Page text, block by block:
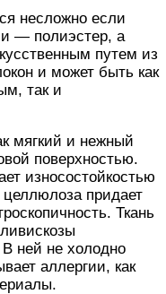
несложно если
— полиэстер, а
путем из
и может быть как
так и
мягкий и нежный
поверхностью.
износостойкостью
придает
Ткань
ней не холодно
аллергии, как